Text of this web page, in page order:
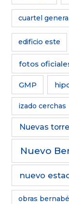
cuartel
edificio este
fotos
GMP
izado cerchas
Nuevas
Nuevo
nuevo
obras